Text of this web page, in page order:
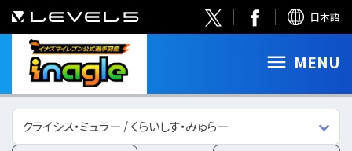
日本語
MENU
クライシス・ミュラー / くらいしす・みゅらー